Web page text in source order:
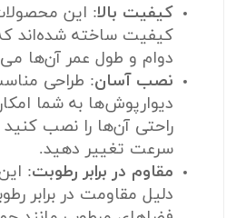
کیفیت بالا: این
کیفیت ساخته شده‌اند
دوام و طول عمر آن‌ها
نصب آسان: طراحی
دیوارپوش‌ها به شما
راحتی آن‌ها را نصب
سرعت تغییر دهید.
مقاوم در برابر رطوبت:
دلیل مقاومت در برابر